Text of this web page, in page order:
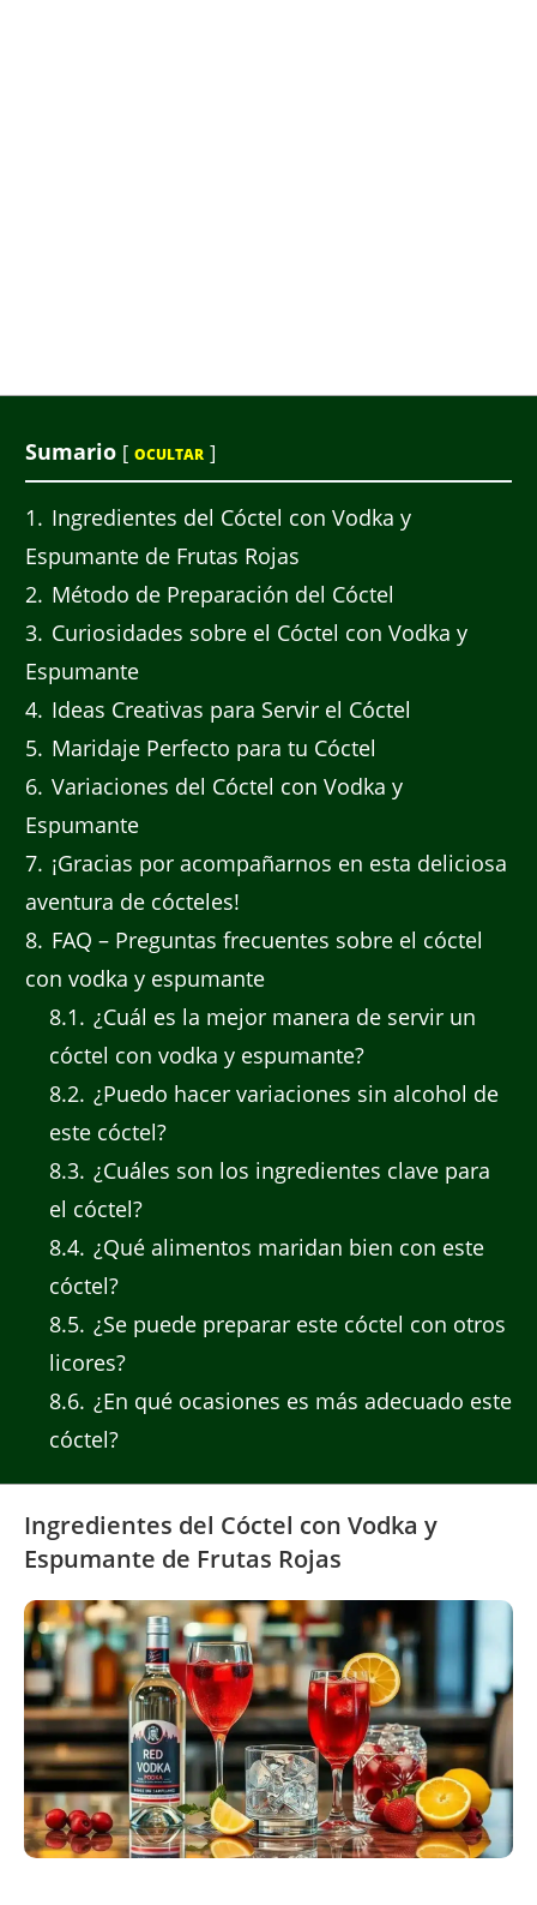
Sumario [ OCULTAR ]
1
Ingredientes del Cóctel con Vodka y
Espumante de Frutas Rojas
2 Método de Preparación del Cóctel
3 Curiosidades sobre el Cóctel con Vodka y
Espumante
4 Ideas Creativas para Servir el Cóctel
5 Maridaje Perfecto para tu Cóctel
6 Variaciones del Cóctel con Vodka y
Espumante
7 ¡Gracias por acompañarnos en esta deliciosa
aventura de cócteles!
8 FAQ – Preguntas frecuentes sobre el cóctel
con vodka y espumante
8.1
¿Cuál es la mejor manera de servir un
cóctel con vodka y espumante?
8.2 ¿Puedo hacer variaciones sin alcohol de
este cóctel?
8.3 ¿Cuáles son los ingredientes clave para
el cóctel?
8.4 ¿Qué alimentos maridan bien con este
cóctel?
8.5 ¿Se puede preparar este cóctel con otros
licores?
8.6 ¿En qué ocasiones es más adecuado este
cóctel?
Ingredientes del Cóctel con Vodka y
Espumante de Frutas Rojas